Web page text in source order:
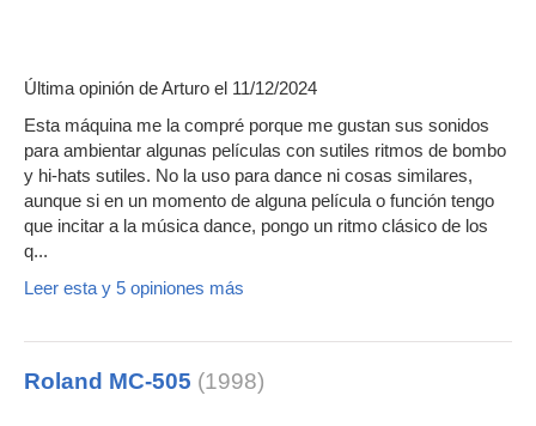
Última opinión deArturo el 11/12/2024
Esta máquina me la compré porque me gustan sus sonidos
para ambientar algunas películas con sutiles ritmos de bombo
y hi-hats sutiles. No la uso para dance ni cosas similares,
aunque si en un momento de alguna película o función tengo
que incitar a la música dance, pongo un ritmo clásico de los
q...
Leer esta y 5 opiniones más
Roland MC-505 (1998)